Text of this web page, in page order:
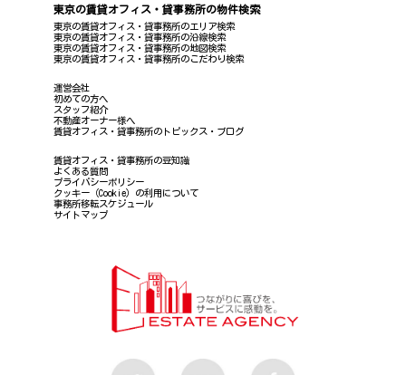
東京の賃貸オフィス・貸事務所の物件検索
東京の賃貸オフィス・貸事務所のエリア検索
東京の賃貸オフィス・貸事務所の沿線検索
東京の賃貸オフィス・貸事務所の地図検索
東京の賃貸オフィス・貸事務所のこだわり検索
運営会社
初めての方へ
スタッフ紹介
不動産オーナー様へ
賃貸オフィス・貸事務所のトピックス・ブログ
賃貸オフィス・貸事務所の豆知識
よくある質問
プライバシーポリシー
クッキー（Cookie）の利用について
事務所移転スケジュール
サイトマップ